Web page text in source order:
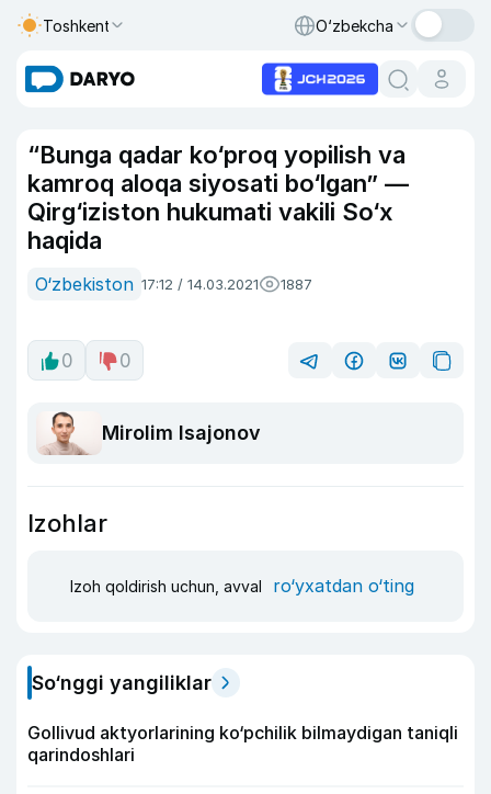
Toshkent O‘zbekcha
“Bunga qadar ko‘proq yopilish va
kamroq aloqa siyosati bo‘lgan” —
Qirg‘iziston hukumati vakili So‘x
haqida
O‘zbekiston 17:12 / 14.03.2021 1887
0 0
Mirolim Isajonov
Izohlar
Izoh qoldirish uchun, avval ro‘yxatdan o‘ting
So‘nggi yangiliklar
Gollivud aktyorlarining ko‘pchilik bilmaydigan taniqli
qarindoshlari